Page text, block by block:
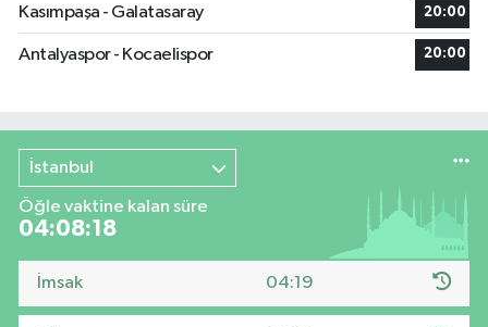
Kasımpaşa - Galatasaray 20:00
Antalyaspor - Kocaelispor 20:00
İstanbul
Öğle vaktine kalan süre
04:08:17
İmsak 04:19